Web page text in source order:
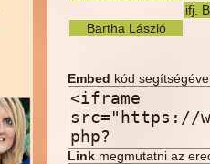
ifj.
Bartha László
Embed kód
Link megmutatni az